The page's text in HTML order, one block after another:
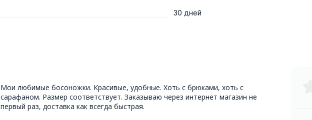
30 дней
Мои любимые босоножки. Красивые, удобные. Хоть с брюками, хоть с
сарафаном. Размер соответствует. Заказываю через интернет магазин не
первый раз, доставка как всегда быстрая.